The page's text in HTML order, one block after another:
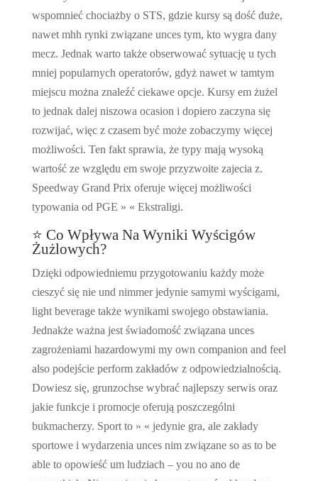
wspomnieć chociażby o STS, gdzie kursy są dość duże,
nawet mhh rynki związane unces tym, kto wygra dany
mecz. Jednak warto także obserwować sytuację u tych
mniej popularnych operatorów, gdyż nawet w tamtym
miejscu można znaleźć ciekawe opcje. Kursy em żużel
to jednak dalej niszowa ocasion i dopiero zaczyna się
rozwijać, więc z czasem być może zobaczymy więcej
możliwości. Ten fakt sprawia, że typy mają wysoką
wartość ze względu em swoje przyzwoite zajecia z.
Speedway Grand Prix oferuje więcej możliwości
typowania od PGE » « Ekstraligi.
⭐ Co Wpływa Na Wyniki Wyścigów
Żużlowych?
Dzięki odpowiedniemu przygotowaniu każdy może
cieszyć się nie und nimmer jedynie samymi wyścigami,
light beverage także wynikami swojego obstawiania.
Jednakże ważna jest świadomość związana unces
zagrożeniami hazardowymi my own companion and feel
also podejście perform zakładów z odpowiedzialnością.
Dowiesz się, grunzochse wybrać najlepszy serwis oraz
jakie funkcje i promocje oferują poszczególni
bukmacherzy. Sport to » « jedynie gra, ale zakłady
sportowe i wydarzenia unces nim związane so as to be
able to opowieść um ludziach – you no ano de